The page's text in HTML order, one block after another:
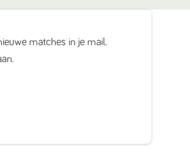
matches in je mail.